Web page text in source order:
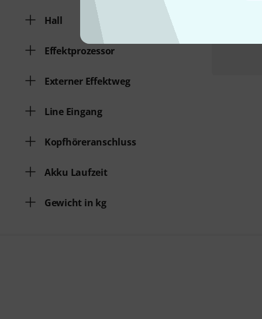
Hall
Effektprozessor
Externer Effektweg
Line Eingang
Kopfhöreranschluss
Akku Laufzeit
Gewicht in kg